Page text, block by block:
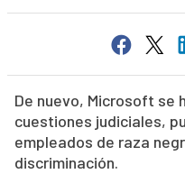
De nuevo, Microsoft se
cuestiones judiciales,
empleados de raza
discriminación.